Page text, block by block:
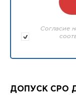
Согласие
ДОПУСК СРО